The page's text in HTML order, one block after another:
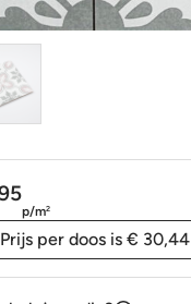
p/m2
Prijs per doos is € 30,44